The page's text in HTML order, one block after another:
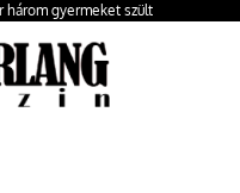
három gyermeket szült